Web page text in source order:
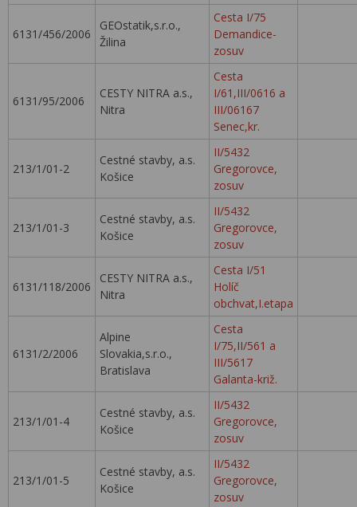
6131/456/2006
GEOstatik,s.r.o.,
Žilina
Cesta I/75
Demandice-
zosuv
6131/95/2006
CESTY NITRA a.s.,
Nitra
Cesta
I/61,III/0616 a
III/06167
Senec,kr.
213/1/01-2
Cestné stavby, a.s.
Košice
II/5432
Gregorovce,
zosuv
213/1/01-3
Cestné stavby, a.s.
Košice
II/5432
Gregorovce,
zosuv
6131/118/2006
CESTY NITRA a.s.,
Nitra
Cesta I/51
Holíč
obchvat,I.etapa
6131/2/2006
Alpine
Slovakia,s.r.o.,
Bratislava
Cesta
I/75,II/561 a
III/5617
Galanta-križ.
213/1/01-4
Cestné stavby, a.s.
Košice
II/5432
Gregorovce,
zosuv
213/1/01-5
Cestné stavby, a.s.
Košice
II/5432
Gregorovce,
zosuv